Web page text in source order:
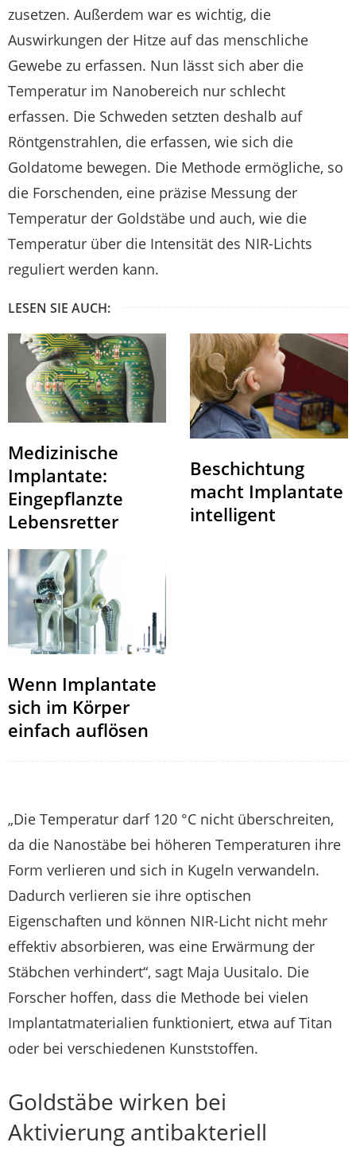
zusetzen. Außerdem war es wichtig, die
Auswirkungen der Hitze auf das menschliche
Gewebe zu erfassen. Nun lässt sich aber die
Temperatur im Nanobereich nur schlecht
erfassen. Die Schweden setzten deshalb auf
Röntgenstrahlen, die erfassen, wie sich die
Goldatome bewegen. Die Methode ermögliche, so
die Forschenden, eine präzise Messung der
Temperatur der Goldstäbe und auch, wie die
Temperatur über die Intensität des NIR-Lichts
reguliert werden kann.
LESEN SIE AUCH:
Medizinische
Implantate:
Eingepflanzte
Lebensretter
Beschichtung
macht Implantate
intelligent
Wenn Implantate
sich im Körper
einfach auflösen
„Die Temperatur darf 120 °C nicht überschreiten,
da die Nanostäbe bei höheren Temperaturen ihre
Form verlieren und sich in Kugeln verwandeln.
Dadurch verlieren sie ihre optischen
Eigenschaften und können NIR-Licht nicht mehr
effektiv absorbieren, was eine Erwärmung der
Stäbchen verhindert“, sagt Maja Uusitalo. Die
Forscher hoffen, dass die Methode bei vielen
Implantatmaterialien funktioniert, etwa auf Titan
oder bei verschiedenen Kunststoffen.
Goldstäbe wirken bei
Aktivierung antibakteriell